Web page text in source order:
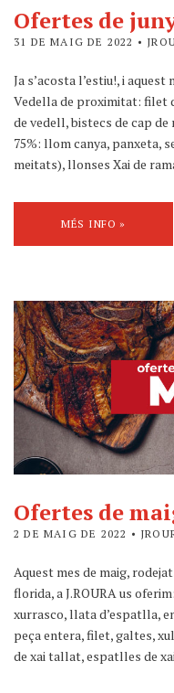
Ofertes de
31 DE MAIG DE 2022 •
Ja s’acosta l’estiu!, i aquest
Vedella de proximitat: filet
de vedell, bistecs de cap
75%: llom canya, panxeta,
meitats), llonses Xai de
MÉS INFO »
Ofertes de
2 DE MAIG DE 2022 •
Aquest mes de maig,
florida, a J.ROURA us
xurrasco, llata d’espatlla,
peça entera, filet, galtes,
de xai tallat, espatlles de